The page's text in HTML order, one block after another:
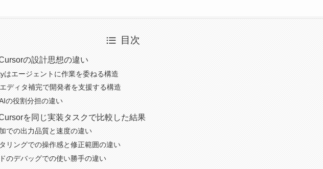
目次
の設計思想の違い
はエージェントに作業を委ねる構造
ディタ補完で開発者を支援する構造
の役割分担の違い
を同じ実装タスクで比較した結果
での出力品質と速度の違い
リングでの操作感と修正範囲の違い
のデバッグでの使い勝手の違い